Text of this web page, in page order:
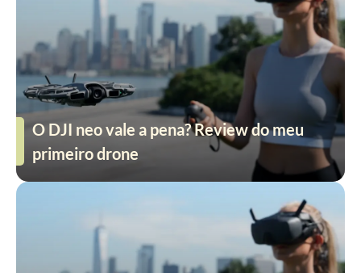
O DJI neo vale a pena? Review do meu
primeiro drone